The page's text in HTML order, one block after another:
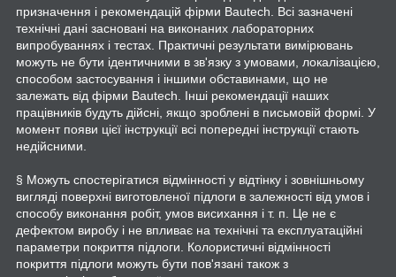
призначення і рекомендацій фірми Bautech. Всі зазначені
технічні дані засновані на виконаних лабораторних
випробуваннях і тестах. Практичні результати вимірювань
можуть не бути ідентичними в зв'язку з умовами, локалізацією,
способом застосування і іншими обставинами, що не
залежать від фірми Bautech. Інші рекомендації наших
працівників будуть дійсні, якщо зроблені в письмовій формі. У
момент появи цієї інструкції всі попередні інструкції стають
недійсними.
§ Можуть спостерігатися відмінності у відтінку і зовнішньому
вигляді поверхні виготовленої підлоги в залежності від умов і
способу виконання робіт, умов висихання і т. п. Це не є
дефектом виробу і не впливає на технічні та експлуатаційні
параметри покриття підлоги. Колористичні відмінності
покриття підлоги можуть бути пов'язані також з